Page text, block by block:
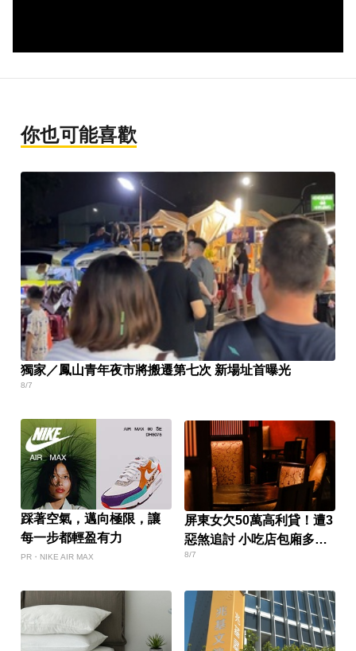
你也可能喜歡
獨家／鳳山青年夜市將搬遷第七次 新場址首曝光
8/7
踩著空氣，邁向極限，讓
每一步都輕盈有力
PR・NIKE AIR MAX
屏東女欠50萬高利貸！遭3
惡煞追討 小吃店包廂多次
性侵
8/7